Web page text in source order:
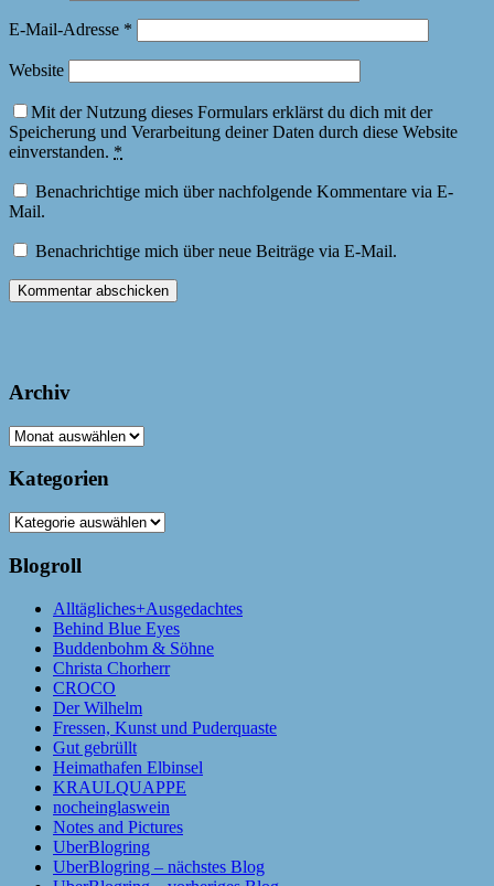
E-Mail-Adresse *
Website
Mit der Nutzung dieses Formulars erklärst du dich mit der
Speicherung und Verarbeitung deiner Daten durch diese Website
einverstanden. *
Benachrichtige mich über nachfolgende Kommentare via E-
Mail.
Benachrichtige mich über neue Beiträge via E-Mail.
Archiv
Archiv
Kategorien
Kategorien
Blogroll
Alltägliches+Ausgedachtes
Behind Blue Eyes
Buddenbohm & Söhne
Christa Chorherr
CROCO
Der Wilhelm
Fressen, Kunst und Puderquaste
Gut gebrüllt
Heimathafen Elbinsel
KRAULQUAPPE
nocheinglaswein
Notes and Pictures
UberBlogring
UberBlogring – nächstes Blog